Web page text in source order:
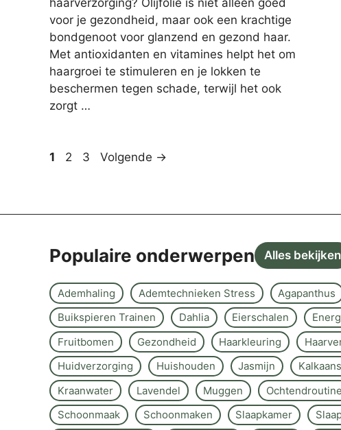
haarverzorging? Olijfolie is niet alleen goed
voor je gezondheid, maar ook een krachtige
bondgenoot voor glanzend en gezond haar.
Met antioxidanten en vitamines helpt het om
haargroei te stimuleren en je lokken te
beschermen tegen schade, terwijl het ook
zorgt …
Pagina
1 Pagina
2 Pagina
3 Volgende →
Populaire onderwerpen Alles bekijken
Ademhaling Ademtechnieken Stress Agapanthus
Buikspieren Trainen
Dahlia Eierschalen
Fruitbomen
Gezondheid Haarkleuring
Huidverzorging
Huishouden Jasmijn
Kraanwater
Lavendel Muggen Ochtendroutine
Schoonmaak
Schoonmaken Slaapkamer